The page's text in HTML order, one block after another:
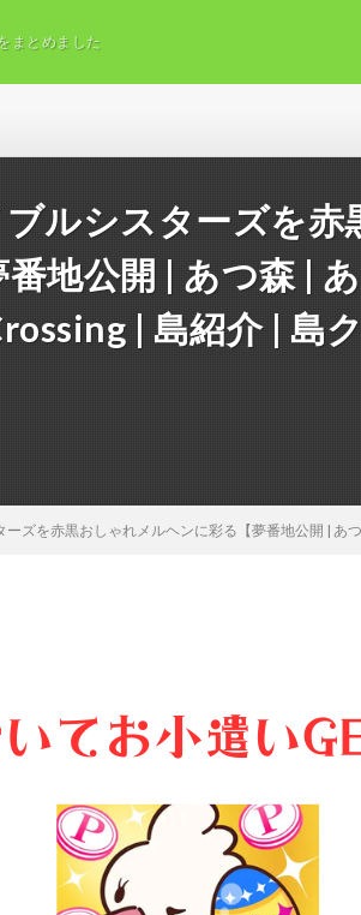
まとめました
ルシスターズを赤
地公開 | あつ森 |
| 島紹介 | 島
ーズを赤黒おしゃれメルヘンに彩る【夢番地公開 | あ